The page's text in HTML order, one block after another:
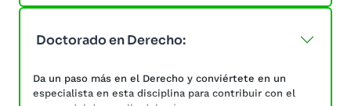
tecnologías de la información y la comunicación.
Tendrás la capacidad de evaluar tácticas de
procesos de posicionamiento de servicios, marcas y
productos tanto en medios tradicionales como digitales.
Doctorado en Derecho:
Da un paso más en el Derecho y conviértete en un
especialista en esta disciplina para contribuir con el